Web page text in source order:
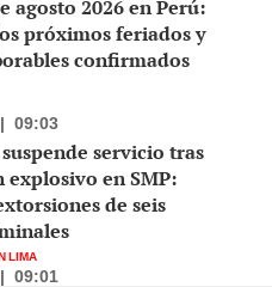
agosto 2026 en Perú:
próximos feriados y
confirmados
| 09:03
servicio tras
explosivo en SMP:
de seis
LIMA
| 09:01